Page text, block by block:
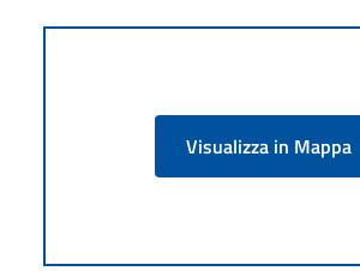
Visualizza in Mappa